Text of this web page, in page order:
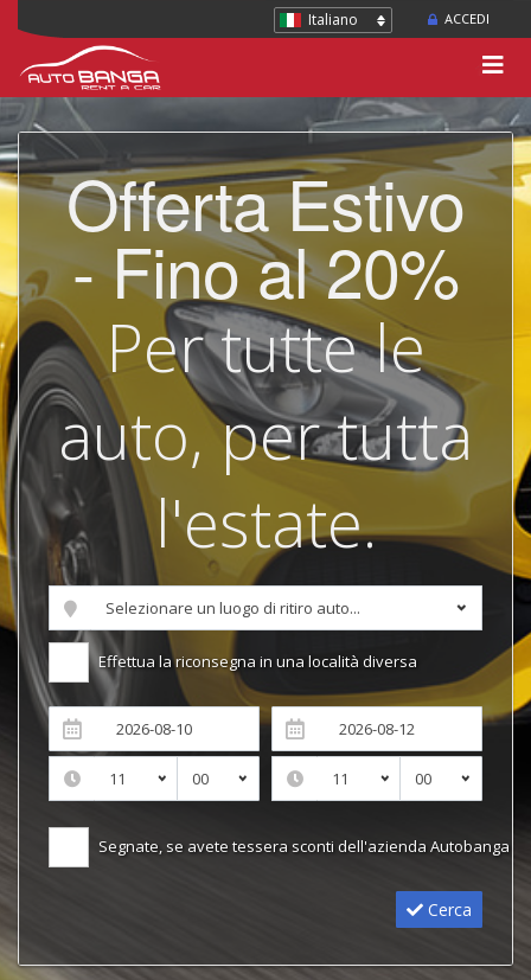
ACCEDI
Italiano
Offerta Estivo
- Fino al 20%
Per tutte le
auto, per tutta
l'estate.
Effettua la riconsegna in una località diversa
Segnate, se avete tessera sconti dell'azienda Autobanga
Cerca